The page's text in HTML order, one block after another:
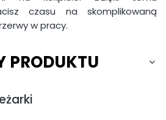
czasu na skomplikowaną
w pracy.
PRODUKTU